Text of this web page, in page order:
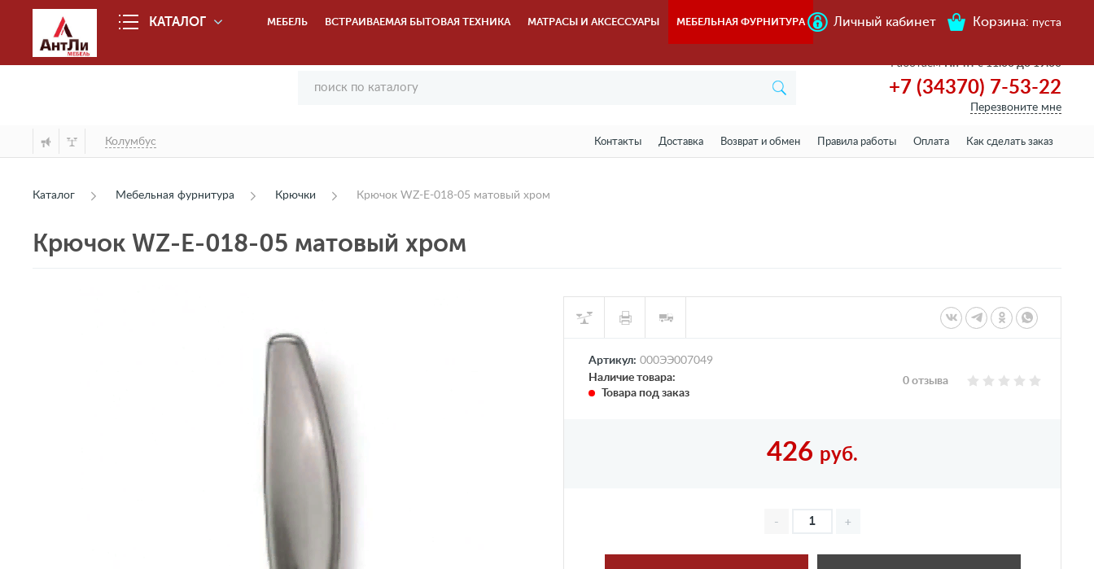
КАТАЛОГ МЕБЕЛЬ ВСТРАИВАЕМАЯ БЫТОВАЯ ТЕХНИКА МАТРАСЫ И АКСЕССУАРЫ МЕБЕЛЬНАЯ ФУРНИТУРА Личный кабинет Корзина: пуста
РаботаемПн-пт с 11.00 до 19.00
+7 (34370) 7-53-22
Перезвоните мне
Колумбус Контакты Доставка Возврат и обмен Правила работы Оплата Как сделать заказ
Каталог Мебельная фурнитура Крючки Крючок WZ-E-018-05 матовый хром
Крючок WZ-E-018-05 матовый хром
Артикул: 000ЭЭ007049
Наличие товара:
Товара под заказ
0 отзыва
426 руб.